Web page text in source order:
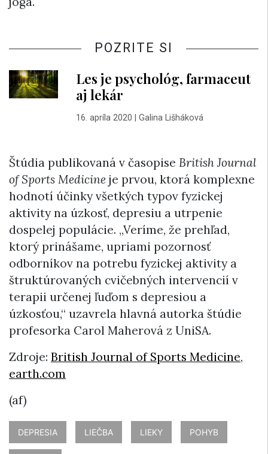
POZRITE SI
Les je psychológ, farmaceut
aj lekár
16. apríla 2020 Galina Lišháková
Štúdia publikovaná v časopise British Journal
of Sports Medicine je prvou, ktorá komplexne
hodnotí účinky všetkých typov fyzickej
aktivity na úzkosť, depresiu a utrpenie
dospelej populácie. „Veríme, že prehľad,
ktorý prinášame, upriami pozornosť
odborníkov na potrebu fyzickej aktivity a
štruktúrovaných cvičebných intervencií v
terapii určenej ľuďom s depresiou a
úzkosťou,“ uzavrela hlavná autorka štúdie
profesorka Carol Maherová z UniSA.
Zdroje: British Journal of Sports Medicine,
earth.com
(af)
DEPRESIA LIEČBA LIEKY POHYB